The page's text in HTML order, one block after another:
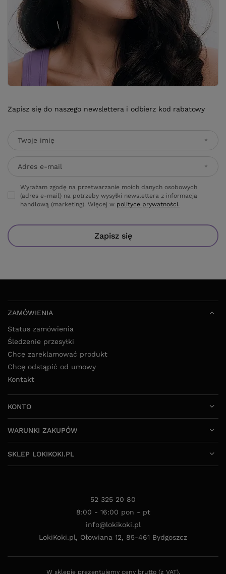
Zapisz się do naszego newslettera i odbierz kod rabatowy
Twoje imię
Adres e-mail
Wyrażam zgodę na przetwarzanie moich danych osobowych
(adres e-mail) na potrzeby wysyłki newslettera z informacją
handlową (marketing). Więcej w polityce prywatności.
Zapisz się
ZAMÓWIENIA
Status zamówienia
Śledzenie przesyłki
Chcę zareklamować produkt
Chcę odstąpić od umowy
Kontakt
KONTO
WARUNKI ZAKUPÓW
SKLEP LOKIKOKI.PL
52 325 20 80
8:00 - 16:00 pon - pt
info@lokikoki.pl
LokiKoki.pl, Ołowiana 12, 85-461 Bydgoszcz
W sklepie prezentujemy ceny brutto (z VAT).